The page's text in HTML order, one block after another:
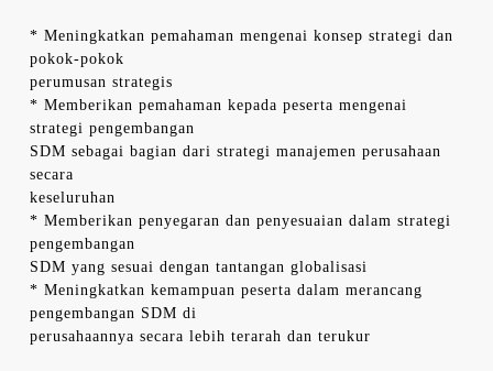
* Meningkatkan pemahaman mengenai konsep strategi dan
pokok-pokok
perumusan strategis
* Memberikan pemahaman kepada peserta mengenai
strategi pengembangan
SDM sebagai bagian dari strategi manajemen perusahaan
secara
keseluruhan
* Memberikan penyegaran dan penyesuaian dalam strategi
pengembangan
SDM yang sesuai dengan tantangan globalisasi
* Meningkatkan kemampuan peserta dalam merancang
pengembangan SDM di
perusahaannya secara lebih terarah dan terukur